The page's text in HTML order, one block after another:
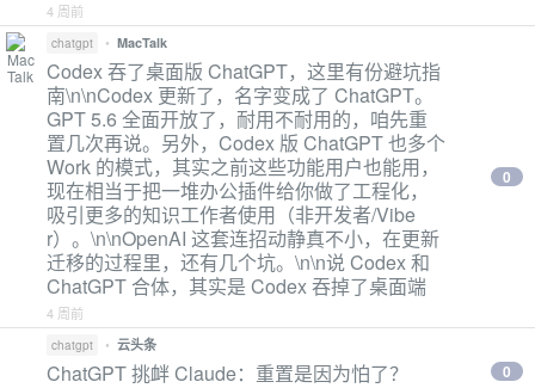
4 周前
chatgpt • MacTalk
Codex 吞了桌面版 ChatGPT，这里有份避坑指
南\n\nCodex 更新了，名字变成了 ChatGPT。
GPT 5.6 全面开放了，耐用不耐用的，咱先重
置几次再说。另外，Codex 版 ChatGPT 也多个
Work 的模式，其实之前这些功能用户也能用，
现在相当于把一堆办公插件给你做了工程化，
吸引更多的知识工作者使用（非开发者/Vibe
r）。\n\nOpenAI 这套连招动静真不小，在更新
迁移的过程里，还有几个坑。\n\n说 Codex 和
ChatGPT 合体，其实是 Codex 吞掉了桌面端
4 周前
0
chatgpt • 云头条
ChatGPT 挑衅 Claude：重置是因为怕了？ 0